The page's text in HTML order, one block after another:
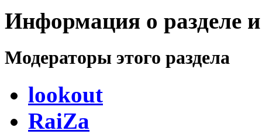
Информация о разделе
Модераторы этого раздела
lookout
RaiZa